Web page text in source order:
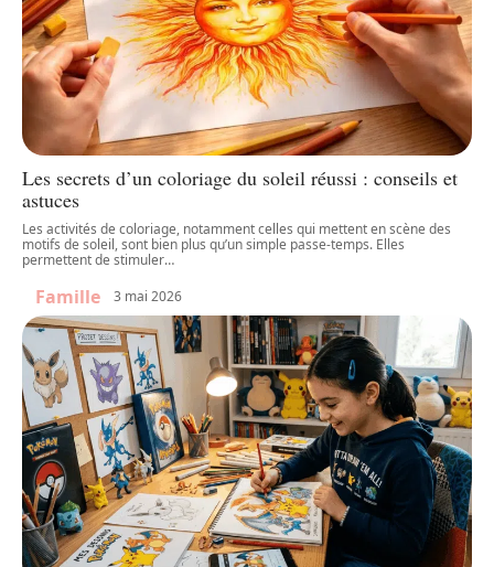
Les secrets d’un coloriage du soleil réussi : conseils et
astuces
Les activités de coloriage, notamment celles qui mettent en scène des
motifs de soleil, sont bien plus qu’un simple passe-temps. Elles
permettent de stimuler…
Famille 3 mai 2026